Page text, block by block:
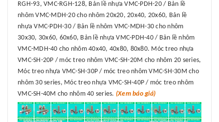
RGH-93, VMC-RGH-128, Bản lề nhựa VMC-PDH-20 / Bản lề
nhôm VMC-MDH-20 cho nhôm 20x20, 20x40, 20x60, Bản lề
nhựa VMC-PDH-30 / Bản lề nhôm VMC-MDH-30 cho nhôm
30x30, 30x60, 60x60, Bản lề nhựa VMC-PDH-40 / Bản lề nhôm
VMC-MDH-40 cho nhôm 40x40, 40x80, 80x80. Móc treo nhựa
VMC-SH-20P / móc treo nhôm VMC-SH-20M cho nhôm 20 series,
Móc treo nhựa VMC-SH-30P / móc treo nhôm VMC-SH-30M cho
nhôm 30 series, Móc treo nhựa VMC-SH-40P / móc treo nhôm
VMC-SH-40M cho nhôm 40 series. (Xem báo giá)